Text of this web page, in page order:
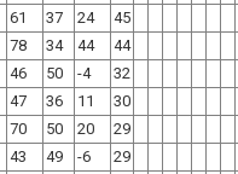
61 37 24
45
78 34 44
44
46 50 -4
32
47 36 11
30
70 50 20
29
43 49 -6
29